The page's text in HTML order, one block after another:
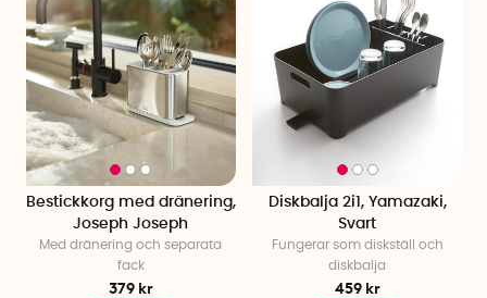
Bestickkorg med dränering,
Joseph Joseph
Med dränering och separata
fack
379 kr
Diskbalja 2i1, Yamazaki,
Svart
Fungerar som diskställ och
diskbalja
459 kr